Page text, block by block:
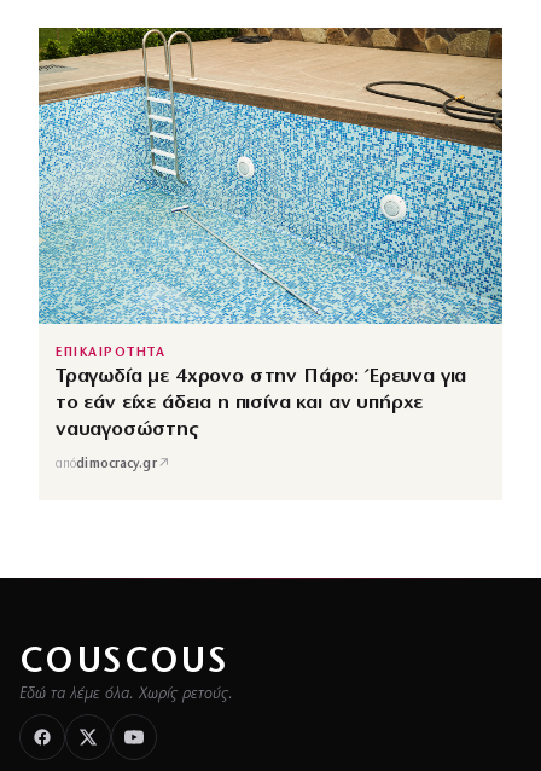
ΕΠΙΚΑΙΡΟΤΗΤΑ
Τραγωδία με 4χρονο στην Πάρο: Έρευνα για
το εάν είχε άδεια η πισίνα και αν υπήρχε
ναυαγοσώστης
απόdimocracy.gr↗
COUSCOUS
Εδώ τα λέμε όλα. Χωρίς ρετούς.